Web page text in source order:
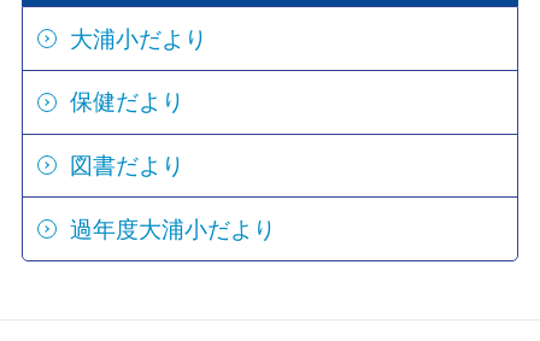
大浦小だより
保健だより
図書だより
過年度大浦小だより